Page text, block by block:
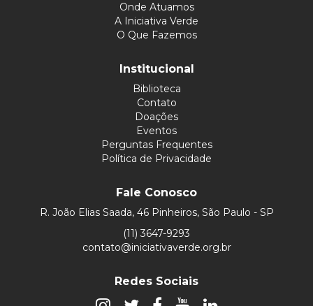
Onde Atuamos
A Iniciativa Verde
O Que Fazemos
Institucional
Biblioteca
Contato
Doações
Eventos
Perguntas Frequentes
Política de Privacidade
Fale Conosco
R. João Elias Saada, 46 Pinheiros, São Paulo - SP
(11) 3647-9293
contato@iniciativaverde.org.br
Redes Sociais